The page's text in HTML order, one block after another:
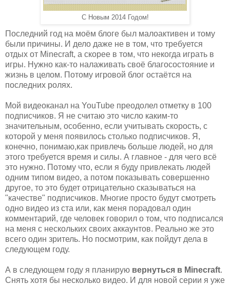
С Новым 2014 Годом!
Последний год на моём блоге был малоактивен и тому
были причины. И дело даже не в том, что требуется
отдых от Minecraft, а скорее в том, что некогда играть в
игры. Нужно как-то налаживать своё благосостояние и
жизнь в целом. Потому игровой блог остаётся на
последних ролях.
Мой видеоканал на YouTube преодолел отметку в 100
подписчиков. Я не считаю это число каким-то
значительным, особенно, если учитывать скорость, с
которой у меня появилось столько подписчиков. Я,
конечно, понимаю,как привлечь больше людей, но для
этого требуется время и силы. А главное - для чего всё
это нужно. Потому что, если я буду привлекать людей
одним типом видео, а потом показывать совершенно
другое, то это будет отрицательно сказываться на
"качестве" подписчиков. Многие просто будут смотреть
одно видео из ста или, как меня порадовал один
комментарий, где человек говорил о том, что подписался
на меня с нескольких своих аккаунтов. Реально же это
всего один зритель. Но посмотрим, как пойдут дела в
следующем году.
А в следующем году я планирую вернуться в Minecraft.
Снять хотя бы несколько видео. И для новой серии я уже